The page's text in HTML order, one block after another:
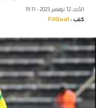
فانتازي في الجول
فيديوهات
عدسات
آراء حرة
الأحد، 12 نوفمبر 2023 - 19:11
كتب : FilGoal